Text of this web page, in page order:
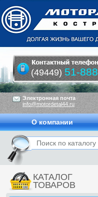
КАТАЛОГ
ТОВАРОВ
Электронная почта
info@motordetal44.ru
(49449) 51-888
О компании